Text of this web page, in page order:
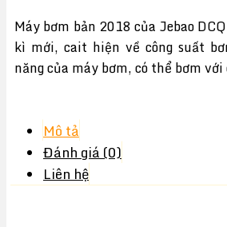
Máy bơm bản 2018 của Jebao
kì mới, cait hiện về công suất
năng của máy bơm, có thể bơm
Mô tả
Đánh giá (0)
Liên hệ